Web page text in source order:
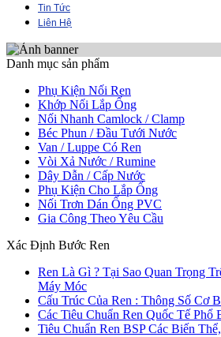
Tin Tức
Liên Hệ
Danh mục sản phẩm
Phụ Kiện Nối Ren
Khớp Nối Lắp Ống
Nối Nhanh Camlock / Clamp
Béc Phun / Đầu Tưới Nước
Van / Luppe Có Ren
Vòi Xả Nước / Rumine
Dây Dẫn / Cấp Nước
Phụ Kiện Cho Lắp Ống
Nối Trơn Dán Ống PVC
Gia Công Theo Yêu Cầu
Xác Định Bước Ren
Ren Là Gì ? Tại Sao Quan Trọng
Máy Móc
Cấu Trúc Của Ren : Thông Số Cơ
Các Tiêu Chuẩn Ren Quốc Tế Phổ
Tiêu Chuẩn Ren BSP Các Biến